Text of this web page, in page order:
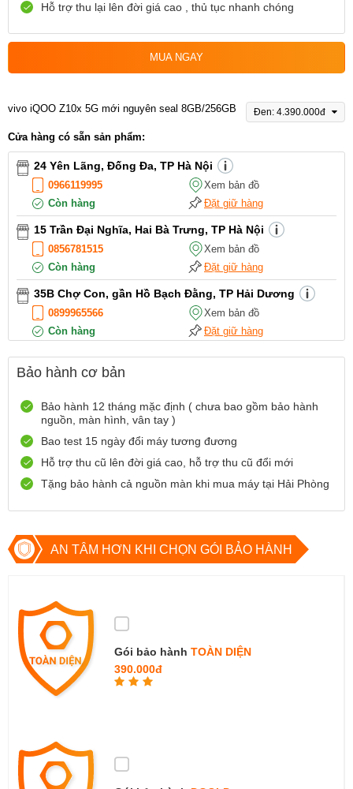
Hỗ trợ thu lại lên đời giá cao , thủ tục nhanh chóng
Phòng
MUA NGAY
vivo iQOO Z10x 5G mới nguyên seal 8GB/256GB Đen: 4.390.000đ
Cửa hàng có sẵn sản phẩm:
24 Yên Lãng, Đống Đa, TP Hà Nội
0966119995
Xem bản đồ
Còn hàng
Đặt giữ hàng
15 Trần Đại Nghĩa, Hai Bà Trưng, TP Hà Nội
0856781515
Xem bản đồ
Còn hàng
Đặt giữ hàng
35B Chợ Con, gần Hồ Bạch Đằng, TP Hải Dương
0899965566
Xem bản đồ
Còn hàng
Đặt giữ hàng
12 Điện Biên Phủ, TP Hải Phòng
0916551212
Số 72 Trần Thành Ngọ,TP Hải Phòng
0888667272
Xem bản đồ
Còn hàng
Đặt giữ hàng
699 Lê Hồng Phong , Quận 10, TP Hồ Chí Minh
Bảo hành cơ bản
Bảo hành 12 tháng mặc định ( chưa bao gồm bảo hành
nguồn, màn hình, vân tay )
Bao test 15 ngày đổi máy tương đương
Hỗ trợ thu cũ lên đời giá cao, hỗ trợ thu cũ đổi mới
Tặng bảo hành cả nguồn màn khi mua máy tại Hải Phòng
AN TÂM HƠN KHI CHỌN GÓI BẢO HÀNH
Gói bảo hành TOÀN DIỆN
390.000đ